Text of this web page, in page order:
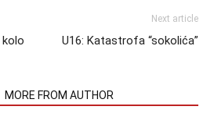
kolo
Next article
U16: Katastrofa “sokolića”
MORE FROM AUTHOR